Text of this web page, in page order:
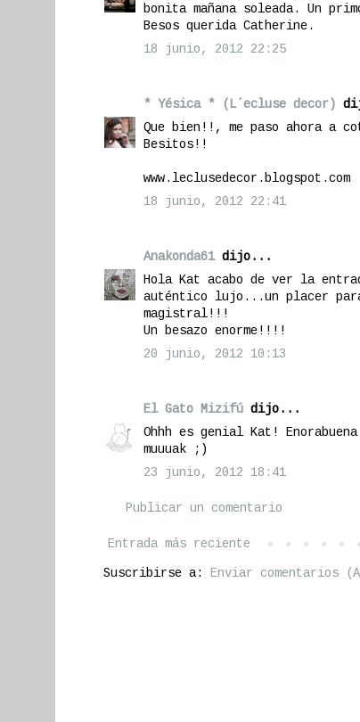
bonita mañana soleada. Un
Besos querida Catherine.
18 junio, 2012 22:25
* Yésica * (L´ecluse decor)
Que bien!!, me paso ahora a
Besitos!!
www.leclusedecor.blogspot.com
18 junio, 2012 22:41
Anakonda61dijo...
Hola Kat acabo de ver la
auténtico lujo...un placer
magistral!!!
Un besazo enorme!!!!
20 junio, 2012 10:13
El Gato Mizifú dijo...
Ohhh es genial Kat!
muuuak ;)
23 junio, 2012 18:41
Publicar un comentario
Entrada más reciente
Suscribirse a: Enviar comentarios